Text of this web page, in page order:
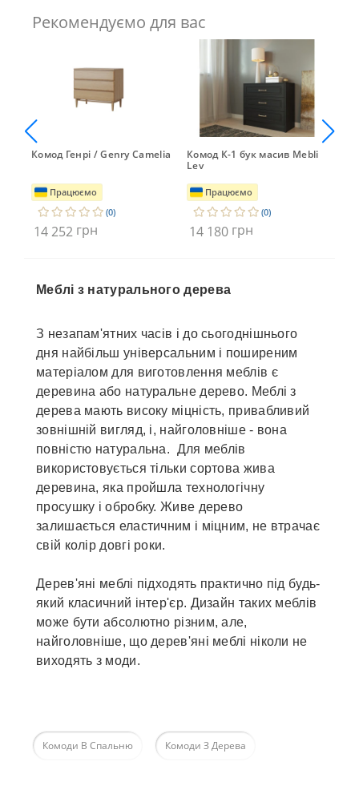
Рекомендуємо для вас
Комод Генрі / Genry Camelia
Працюємо
(0)
14 252 грн
Комод К-1 бук масив Mebli
Lev
Працюємо
(0)
14 180 грн
Меблі з натурального дерева
З незапам'ятних часів і до сьогоднішнього
дня найбільш універсальним і поширеним
матеріалом для виготовлення меблів є
деревина або натуральне дерево. Меблі з
дерева мають високу міцність, привабливий
зовнішній вигляд, і, найголовніше - вона
повністю натуральна. Для меблів
використовується тільки сортова жива
деревина, яка пройшла технологічну
просушку і обробку. Живе дерево
залишається еластичним і міцним, не втрачає
свій колір довгі роки.
Дерев'яні меблі підходять практично під будь-
який класичний інтер'єр. Дизайн таких меблів
може бути абсолютно різним, але,
найголовніше, що дерев'яні меблі ніколи не
виходять з моди.
Комоди В Спальню Комоди З Дерева